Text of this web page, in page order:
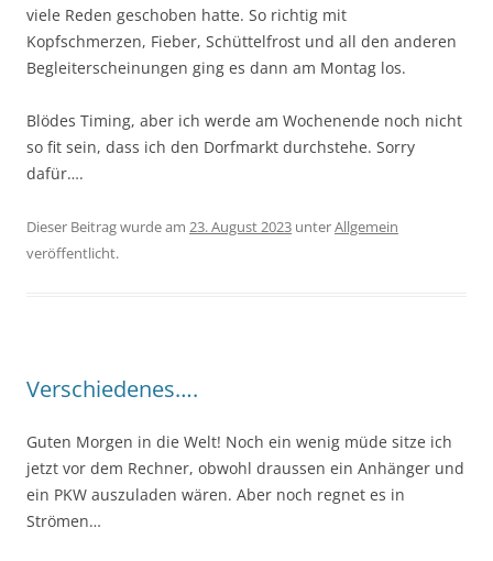
viele Reden geschoben hatte. So richtig mit
Kopfschmerzen, Fieber, Schüttelfrost und all den anderen
Begleiterscheinungen ging es dann am Montag los.
Blödes Timing, aber ich werde am Wochenende noch nicht
so fit sein, dass ich den Dorfmarkt durchstehe. Sorry
dafür….
Dieser Beitrag wurde am 23. August 2023 unterAllgemein
veröffentlicht.
Verschiedenes….
Guten Morgen in die Welt! Noch ein wenig müde sitze ich
jetzt vor dem Rechner, obwohl draussen ein Anhänger und
ein PKW auszuladen wären. Aber noch regnet es in
Strömen…